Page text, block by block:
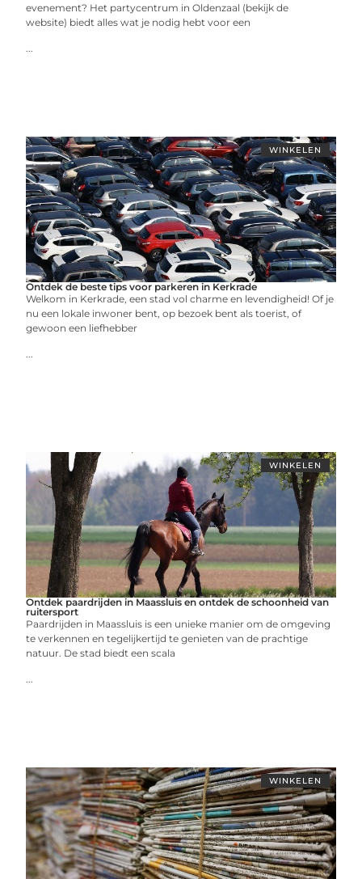
evenement? Het partycentrum in Oldenzaal (bekijk de
website) biedt alles wat je nodig hebt voor een
...
WINKELEN
Ontdek de beste tips voor parkeren in Kerkrade
Welkom in Kerkrade, een stad vol charme en levendigheid! Of je
nu een lokale inwoner bent, op bezoek bent als toerist, of
gewoon een liefhebber
...
WINKELEN
Ontdek paardrijden in Maassluis en ontdek de schoonheid van
ruitersport
Paardrijden in Maassluis is een unieke manier om de omgeving
te verkennen en tegelijkertijd te genieten van de prachtige
natuur. De stad biedt een scala
...
WINKELEN